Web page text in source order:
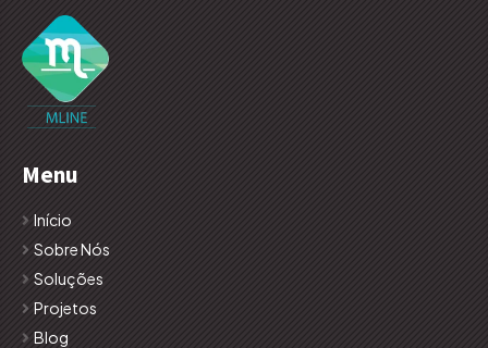
Menu
Início
Sobre Nós
Soluções
Projetos
Blog